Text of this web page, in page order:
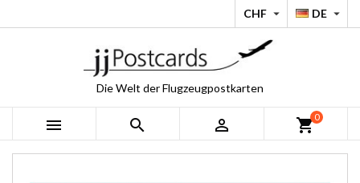
DE 
CHF 
Die Welt der Flugzeugpostkarten
   shopping_cart0